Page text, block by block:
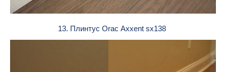
13. Плинтус Orac Axxent sx138